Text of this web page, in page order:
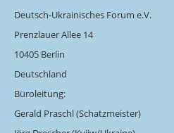
Deutsch-Ukrainisches Forum e.V.
Prenzlauer Allee 14
10405 Berlin
Deutschland
Büroleitung:
Gerald Praschl (Schatzmeister)